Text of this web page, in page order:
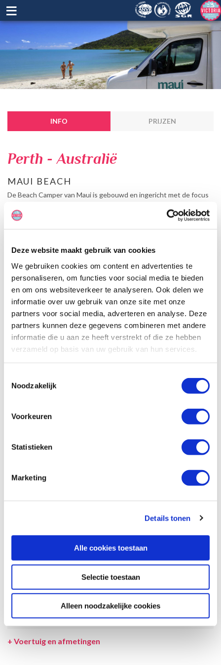
Deze website maakt gebruik van cookies
We gebruiken cookies om content en advertenties te
personaliseren, om functies voor social media te bieden
en om ons websiteverkeer te analyseren. Ook delen we
informatie over uw gebruik van onze site met onze
partners voor social media, adverteren en analyse. Deze
partners kunnen deze gegevens combineren met andere
informatie die u aan ze heeft verstrekt of die ze hebben
verzameld op basis van uw gebruik van hun services.
Noodzakelijk
Voorkeuren
Statistieken
Marketing
Details tonen
Alle cookies toestaan
Selectie toestaan
Alleen noodzakelijke cookies
≡
INFO PRIJZEN
Perth - Australië
MAUI BEACH
De Beach Camper van Maui is gebouwd en ingericht met de focus
beschikt deze camper over een keuken en douche en toilet.
Specificaties, tekeningen en plattegrond van de camper zijn
slechts ter illustratie. De aangegeven hoeveelheid bedden is geen
Afmetingen en het interieur kunnen in werkelijkheid afwijken van
beschrijving en tekeningen en ook tussentijds gewijzigd worden.
SPECIFICATIES CAMPER
VERZEKERINGEN
LEVERANCIER
+ Voertuig en afmetingen